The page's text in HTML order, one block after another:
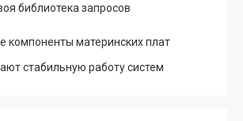
библиотека запросов
компоненты материнских плат
стабильную работу систем